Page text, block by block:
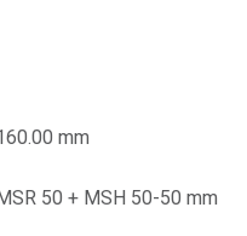
mm
50 + MSH 50-50 mm